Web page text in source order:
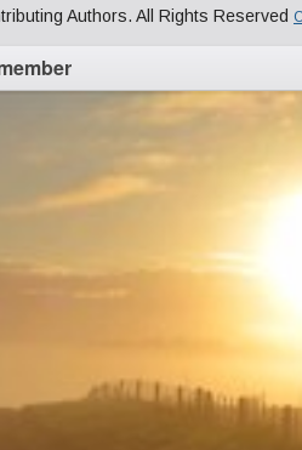
Authors. All Rights Reserved